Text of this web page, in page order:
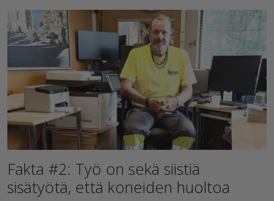
Fakta #2: Työ on sekä siistiä
sisätyötä, että koneiden huoltoa